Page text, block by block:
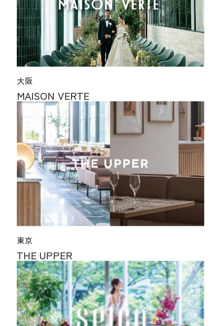
大阪
MAISON VERTE
東京
THE UPPER